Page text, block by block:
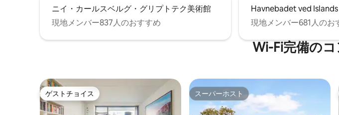
ニイ・カールスベルグ・グリプトテク美術館
現地メンバー837人のおすすめ
Havnebadet ved
現地メンバー681人のお
Wi-Fi完備の
ゲストチョイス
ゲストチョイス スーパーホスト
スーパーホスト